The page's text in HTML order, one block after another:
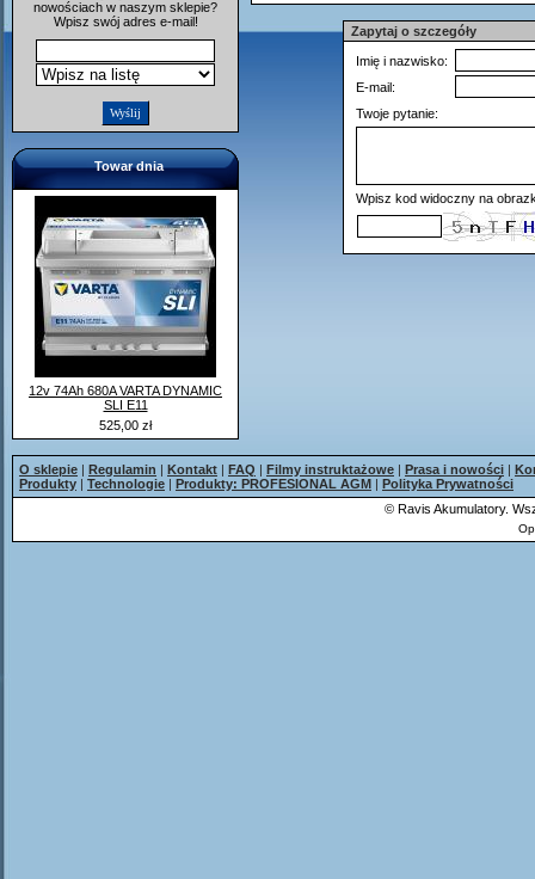
nowościach w naszym sklepie?
Wpisz swój adres e-mail!
Towar dnia
12v 74Ah 680A VARTA DYNAMIC
SLI E11
525,00 zł
Zapytaj o szczegóły
Imię i nazwisko:
E-mail:
Twoje pytanie:
Wpisz kod widoczny na
O sklepie | Regulamin | Kontakt | FAQ | Filmy instruktażowe | Prasa i nowości |
Produkty | Technologie | Produkty: PROFESIONAL AGM | Polityka Prywatności
© Ravis Akumulatory.